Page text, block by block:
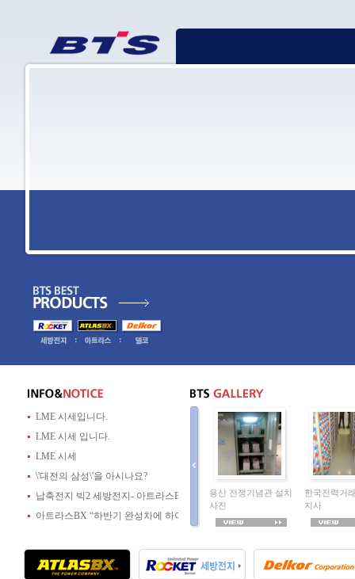
LME 시세입니다.
LME 시세 입니다.
LME 시세
\'대전의 삼성\'을 아시나요?
납축전지 빅2 세방전지- 아트라스BX, 주가는 저평가\"
아트라스BX “하반기 완성차에 하이브리드 축전지 공급
용산 전쟁기념관 설치
사진
한국전력거
지사